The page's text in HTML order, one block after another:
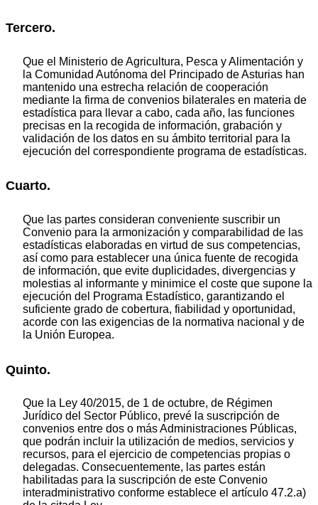
Tercero.
Que el Ministerio de Agricultura, Pesca y Alimentación y
la Comunidad Autónoma del Principado de Asturias han
mantenido una estrecha relación de cooperación
mediante la firma de convenios bilaterales en materia de
estadística para llevar a cabo, cada año, las funciones
precisas en la recogida de información, grabación y
validación de los datos en su ámbito territorial para la
ejecución del correspondiente programa de estadísticas.
Cuarto.
Que las partes consideran conveniente suscribir un
Convenio para la armonización y comparabilidad de las
estadísticas elaboradas en virtud de sus competencias,
así como para establecer una única fuente de recogida
de información, que evite duplicidades, divergencias y
molestias al informante y minimice el coste que supone la
ejecución del Programa Estadístico, garantizando el
suficiente grado de cobertura, fiabilidad y oportunidad,
acorde con las exigencias de la normativa nacional y de
la Unión Europea.
Quinto.
Que la Ley 40/2015, de 1 de octubre, de Régimen
Jurídico del Sector Público, prevé la suscripción de
convenios entre dos o más Administraciones Públicas,
que podrán incluir la utilización de medios, servicios y
recursos, para el ejercicio de competencias propias o
delegadas. Consecuentemente, las partes están
habilitadas para la suscripción de este Convenio
interadministrativo conforme establece el artículo 47.2.a)